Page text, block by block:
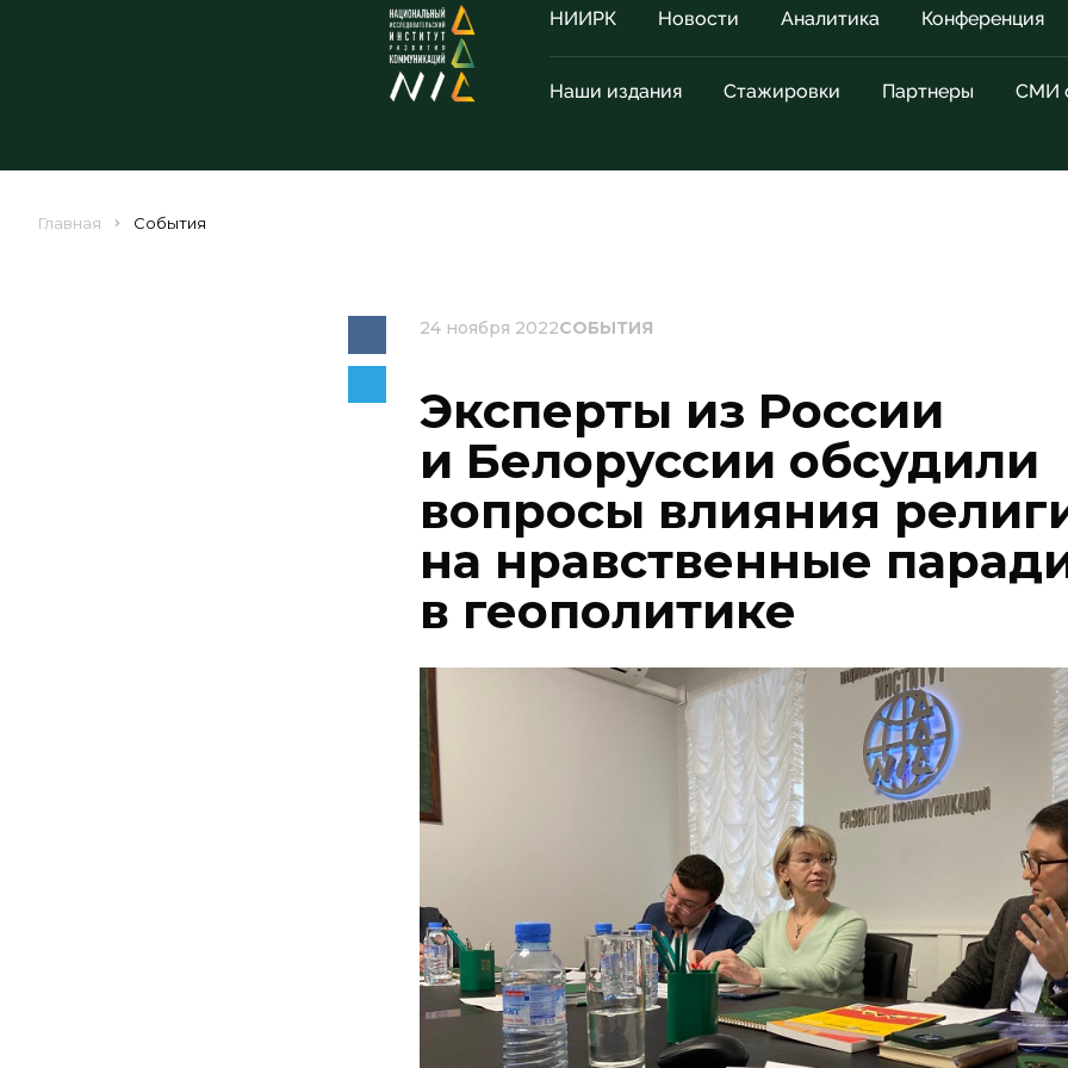
НИИРК Новости Аналитика Конференция
Наши издания Стажировки Партнеры СМИ
Главная События
24 ноября 2022СОБЫТИЯ
Эксперты из России
и Белоруссии обсудили
вопросы влияния
на нравственные
в геополитике